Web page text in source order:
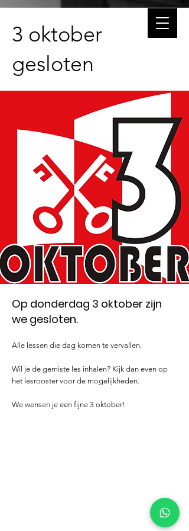
3 oktober
gesloten
Op donderdag 3 oktober zijn
we gesloten.
Alle lessen die dag komen te vervallen.
Wil je de gemiste les inhalen? Kijk dan even op
het lesrooster voor de mogelijkheden.
We wensen je een fijne 3 oktober!